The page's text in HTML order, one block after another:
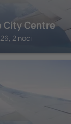
City Centre
2 noci